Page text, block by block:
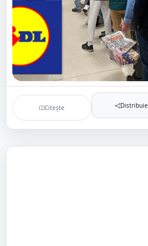
Citește Distribuie